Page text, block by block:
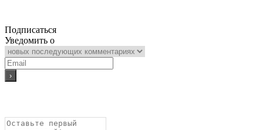
Подписаться
Уведомить о